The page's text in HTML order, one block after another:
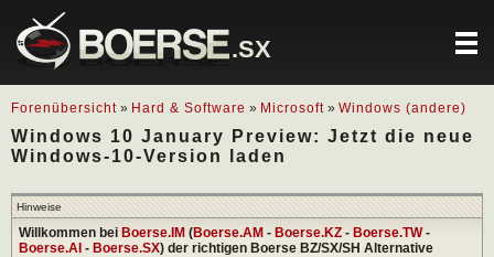
.SX
Forenübersicht » Hard & Software » Microsoft » Windows (andere)
Windows 10 January Preview: Jetzt die neue
Windows-10-Version laden
Hinweise
Willkommen bei Boerse.IM (Boerse.AM - Boerse.KZ - Boerse.TW-
Boerse.AI - Boerse.SX) der richtigen Boerse BZ/SX/SH Alternative